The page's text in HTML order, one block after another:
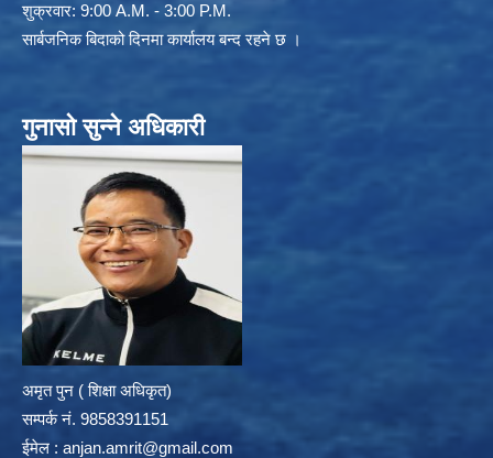
शुक्रवार: 9:00 A.M. - 3:00 P.M.
सार्बजनिक बिदाको दिनमा कार्यालय बन्द रहने छ ।
गुनासो सुन्ने अधिकारी
अमृत पुन ( शिक्षा अधिकृत)
सम्पर्क न‌ं. 9858391151
ईमेल : anjan.amrit@gmail.com